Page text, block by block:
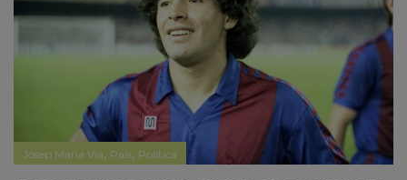
Josep Maria Via, País, Política